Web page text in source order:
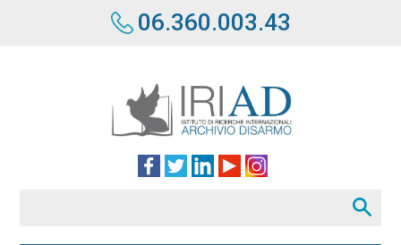
06.360.003.43